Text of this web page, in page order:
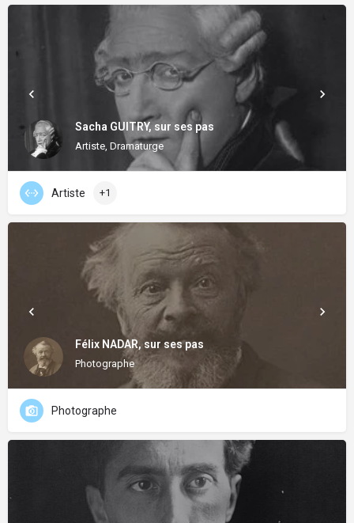
Sacha GUITRY, sur ses pas
Artiste, Dramaturge
Artiste +1
Félix NADAR, sur ses pas
Photographe
Photographe